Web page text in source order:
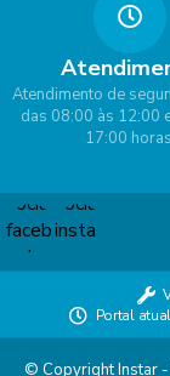
Atendimento de
das 08:00 às 12:00
17:00
Portal
© Copyright Instar